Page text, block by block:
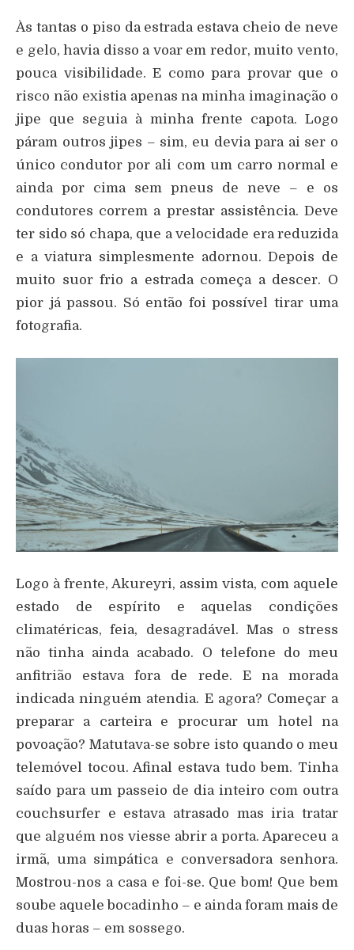
Às tantas o piso da estrada estava cheio de neve
e gelo, havia disso a voar em redor, muito vento,
pouca visibilidade. E como para provar que o
risco não existia apenas na minha imaginação o
jipe que seguia à minha frente capota. Logo
páram outros jipes – sim, eu devia para ai ser o
único condutor por ali com um carro normal e
ainda por cima sem pneus de neve – e os
condutores correm a prestar assistência. Deve
ter sido só chapa, que a velocidade era reduzida
e a viatura simplesmente adornou. Depois de
muito suor frio a estrada começa a descer. O
pior já passou. Só então foi possível tirar uma
fotografia.
Logo à frente, Akureyri, assim vista, com aquele
estado de espírito e aquelas condições
climatéricas, feia, desagradável. Mas o stress
não tinha ainda acabado. O telefone do meu
anfitrião estava fora de rede. E na morada
indicada ninguém atendia. E agora? Começar a
preparar a carteira e procurar um hotel na
povoação? Matutava-se sobre isto quando o meu
telemóvel tocou. Afinal estava tudo bem. Tinha
saído para um passeio de dia inteiro com outra
couchsurfer e estava atrasado mas iria tratar
que alguém nos viesse abrir a porta. Apareceu a
irmã, uma simpática e conversadora senhora.
Mostrou-nos a casa e foi-se. Que bom! Que bem
soube aquele bocadinho – e ainda foram mais de
duas horas – em sossego.